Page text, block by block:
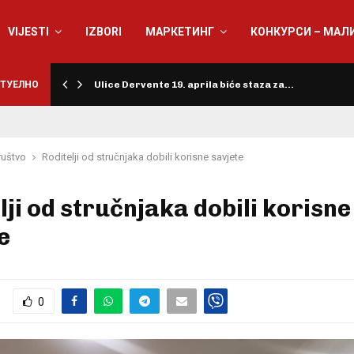
VIJESTI IZBORI МАРКЕТИНГ КОНКУРСИ –
Ulice Dervente 19. aprila biće staza za…
Roditelji od stručnjaka dobili korisne savjete
od stručnjaka dobili korisne
0